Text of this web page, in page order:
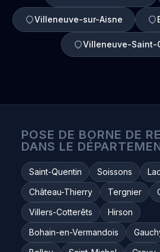
Villeneuve-sur-Aisne
Villeneuve-Saint-
POSE DE BORNE DE
DANS LE
Saint-Quentin Soissons
Château-Thierry
Tergnier
Villers-Cotterêts
Hirson
Bohain-en-Vermandois